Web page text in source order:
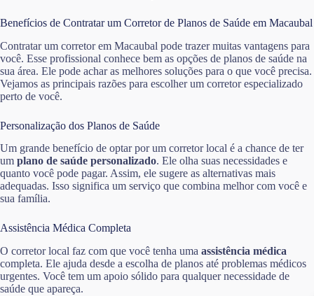
Benefícios de Contratar um Corretor de Planos de Saúde em Macaubal
Contratar um corretor em Macaubal pode trazer muitas vantagens para
você. Esse profissional conhece bem as opções de planos de saúde na
sua área. Ele pode achar as melhores soluções para o que você precisa.
Vejamos as principais razões para escolher um corretor especializado
perto de você.
Personalização dos Planos de Saúde
Um grande benefício de optar por um corretor local é a chance de ter
um plano de saúde personalizado. Ele olha suas necessidades e
quanto você pode pagar. Assim, ele sugere as alternativas mais
adequadas. Isso significa um serviço que combina melhor com você e
sua família.
Assistência Médica Completa
O corretor local faz com que você tenha uma assistência médica
completa. Ele ajuda desde a escolha de planos até problemas médicos
urgentes. Você tem um apoio sólido para qualquer necessidade de
saúde que apareça.